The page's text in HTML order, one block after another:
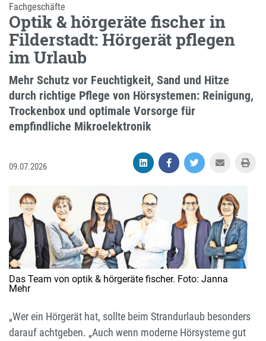
Fachgeschäfte
Optik & hörgeräte fischer in
Filderstadt: Hörgerät pflegen
im Urlaub
Mehr Schutz vor Feuchtigkeit, Sand und Hitze
durch richtige Pflege von Hörsystemen: Reinigung,
Trockenbox und optimale Vorsorge für
empfindliche Mikroelektronik
09.07.2026
Das Team von optik & hörgeräte fischer. Foto: Janna
Mehr
„Wer ein Hörgerät hat, sollte beim Strandurlaub besonders
darauf achtgeben. „Auch wenn moderne Hörsysteme gut